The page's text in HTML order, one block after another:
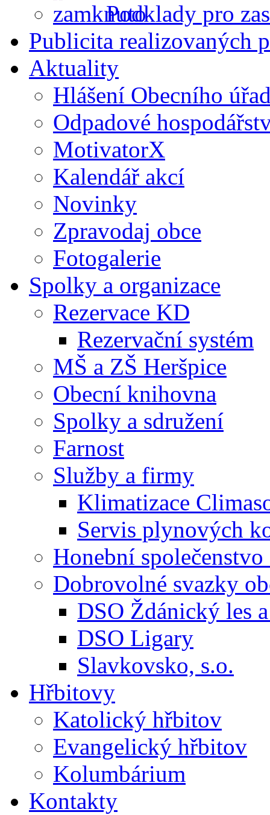
Podklady pro
Publicita realizovaných
Aktuality
Hlášení Obecního
Odpadové
MotivatorX
Kalendář akcí
Novinky
Zpravodaj obce
Fotogalerie
Spolky a organizace
Rezervace KD
Rezervační systém
MŠ a ZŠ Heršpice
Obecní knihovna
Spolky a sdružení
Farnost
Služby a firmy
Klimatizace
Servis plynových
Honební společenstvo
Dobrovolné svazky
DSO Ždánický les
DSO Ligary
Slavkovsko, s.o.
Hřbitovy
Katolický hřbitov
Evangelický hřbitov
Kolumbárium
Kontakty